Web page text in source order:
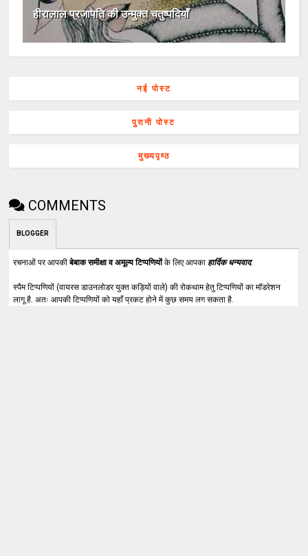
हीरालाल प्रजापति की उन्मुक्त चतुष्पदियाँ
नई पोस्ट
पुरानी पोस्ट
मुख्यपृष्ठ
COMMENTS
BLOGGER
रचनाओं पर आपकीबेबाक समीक्षा व अमूल्य टिप्पणियोंके लिए आपका हार्दिक धन्यवाद.
स्पैम टिप्पणियों (वायरस डाउनलोडर युक्त कड़ियों वाले) की रोकथाम हेतु टिप्पणियों का मॉडरेशन
लागू है. अतः आपकी टिप्पणियों को यहाँ प्रकट होने में कुछ समय लग सकता है.